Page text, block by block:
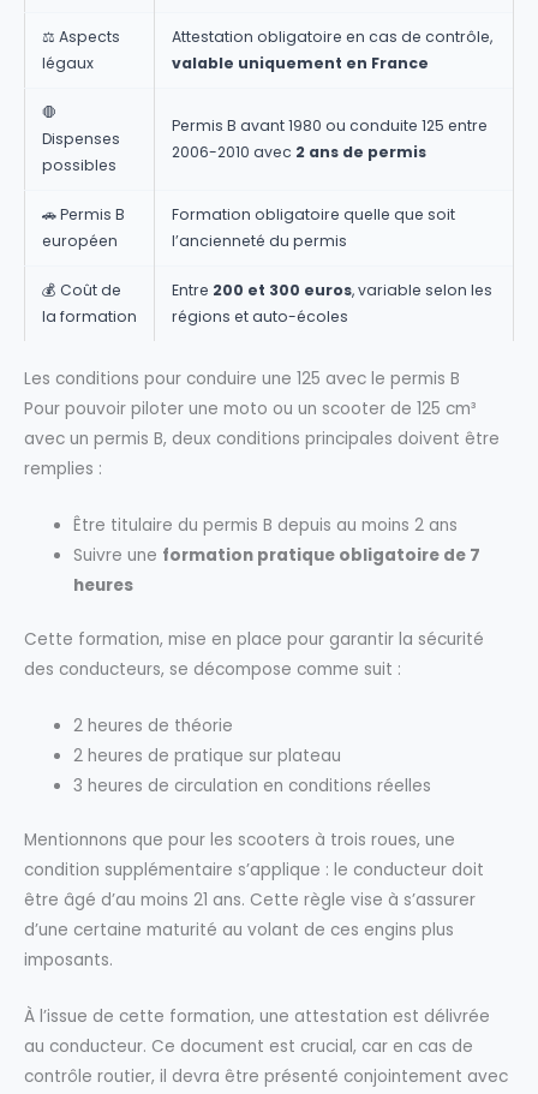
⚖️ Aspects
légaux
Attestation obligatoire en cas de contrôle,
valable uniquement en France
🛑
Dispenses
possibles
Permis B avant 1980 ou conduite 125 entre
2006-2010 avec 2 ans de permis
🚗 Permis B
européen
Formation obligatoire quelle que soit
l’ancienneté du permis
💰 Coût de
la formation
Entre 200 et 300 euros, variable selon les
régions et auto-écoles
Les conditions pour conduire une 125 avec le permis B
Pour pouvoir piloter une moto ou un scooter de 125 cm³
avec un permis B, deux conditions principales doivent être
remplies :
Être titulaire du permis B depuis au moins 2 ans
Suivre une formation pratique obligatoire de 7
heures
Cette formation, mise en place pour garantir la sécurité
des conducteurs, se décompose comme suit :
2 heures de théorie
2 heures de pratique sur plateau
3 heures de circulation en conditions réelles
Mentionnons que pour les scooters à trois roues, une
condition supplémentaire s’applique : le conducteur doit
être âgé d’au moins 21 ans. Cette règle vise à s’assurer
d’une certaine maturité au volant de ces engins plus
imposants.
À l’issue de cette formation, une attestation est délivrée
au conducteur. Ce document est crucial, car en cas de
contrôle routier, il devra être présenté conjointement avec